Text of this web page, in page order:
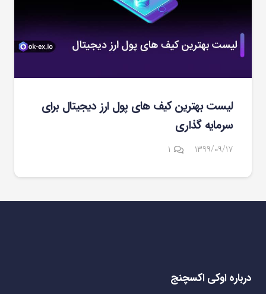
لیست بهترین کیف های پول ارز دیجیتال برای
سرمایه گذاری
۱۳۹۹/۰۹/۱۷ ۱دیدگاه
درباره اوکی اکسچنج